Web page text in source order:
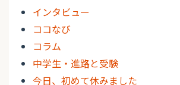
インタビュー
ココなび
コラム
中学生・進路と受験
今日、初めて休みました